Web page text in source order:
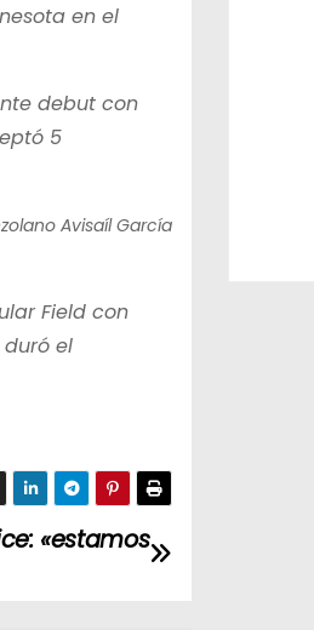
en el
debut con
5
Avisaíl García
Field con
el
«estamos